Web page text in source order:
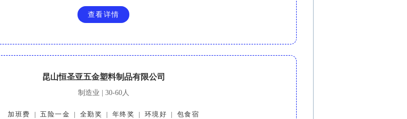
查看详情
昆山恒圣亚五金塑料制品有限公司
制造业 | 30-60人
加班费 | 五险一金 | 全勤奖 | 年终奖 | 环境好 | 包食宿